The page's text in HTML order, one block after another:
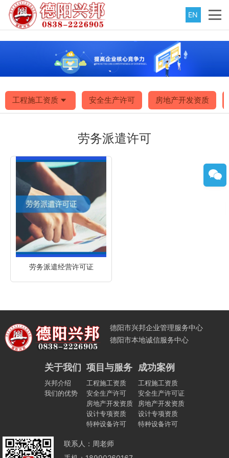
EN
工程施工资质 安全生产许可 房地产开发资质
劳务派遣许可
劳务派遣经营许可证
德阳市兴邦企业管理服务中心
德阳市本地诚信服务中心
关于我们
兴邦介绍
我们的优势
项目与服务
工程施工资质
安全生产许可
房地产开发资质
设计专项资质
特种设备许可
成功案例
工程施工资质
安全生产许可证
房地产开发资质
设计专项资质
特种设备许可
联系人：周老师